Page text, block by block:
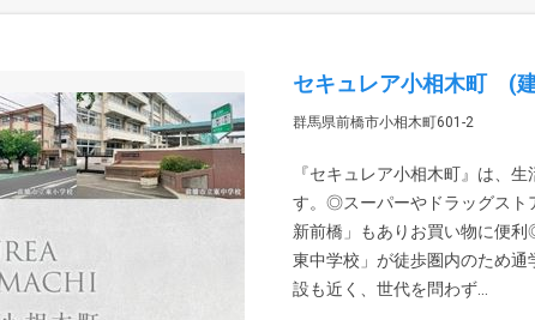
セキュレア小相木町 (
群馬県前橋市小相木町601-2
『セキュレア小相木町』は、
す。◎スーパーやドラッグスト
新前橋」もありお買い物に便
東中学校」が徒歩圏内のため
設も近く、世代を問わず...